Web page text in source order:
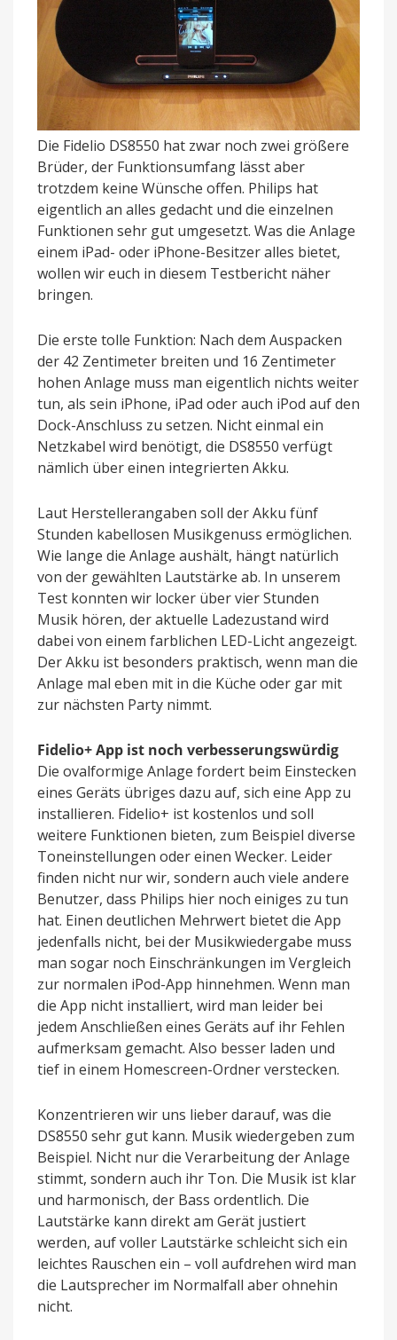
Die Fidelio DS8550 hat zwar noch zwei größere
Brüder, der Funktionsumfang lässt aber
trotzdem keine Wünsche offen. Philips hat
eigentlich an alles gedacht und die einzelnen
Funktionen sehr gut umgesetzt. Was die Anlage
einem iPad- oder iPhone-Besitzer alles bietet,
wollen wir euch in diesem Testbericht näher
bringen.
Die erste tolle Funktion: Nach dem Auspacken
der 42 Zentimeter breiten und 16 Zentimeter
hohen Anlage muss man eigentlich nichts weiter
tun, als sein iPhone, iPad oder auch iPod auf den
Dock-Anschluss zu setzen. Nicht einmal ein
Netzkabel wird benötigt, die DS8550 verfügt
nämlich über einen integrierten Akku.
Laut Herstellerangaben soll der Akku fünf
Stunden kabellosen Musikgenuss ermöglichen.
Wie lange die Anlage aushält, hängt natürlich
von der gewählten Lautstärke ab. In unserem
Test konnten wir locker über vier Stunden
Musik hören, der aktuelle Ladezustand wird
dabei von einem farblichen LED-Licht angezeigt.
Der Akku ist besonders praktisch, wenn man die
Anlage mal eben mit in die Küche oder gar mit
zur nächsten Party nimmt.
Fidelio+ App ist noch verbesserungswürdig
Die ovalformige Anlage fordert beim Einstecken
eines Geräts übriges dazu auf, sich eine App zu
installieren. Fidelio+ ist kostenlos und soll
weitere Funktionen bieten, zum Beispiel diverse
Toneinstellungen oder einen Wecker. Leider
finden nicht nur wir, sondern auch viele andere
Benutzer, dass Philips hier noch einiges zu tun
hat. Einen deutlichen Mehrwert bietet die App
jedenfalls nicht, bei der Musikwiedergabe muss
man sogar noch Einschränkungen im Vergleich
zur normalen iPod-App hinnehmen. Wenn man
die App nicht installiert, wird man leider bei
jedem Anschließen eines Geräts auf ihr Fehlen
aufmerksam gemacht. Also besser laden und
tief in einem Homescreen-Ordner verstecken.
Konzentrieren wir uns lieber darauf, was die
DS8550 sehr gut kann. Musik wiedergeben zum
Beispiel. Nicht nur die Verarbeitung der Anlage
stimmt, sondern auch ihr Ton. Die Musik ist klar
und harmonisch, der Bass ordentlich. Die
Lautstärke kann direkt am Gerät justiert
werden, auf voller Lautstärke schleicht sich ein
leichtes Rauschen ein – voll aufdrehen wird man
die Lautsprecher im Normalfall aber ohnehin
nicht.